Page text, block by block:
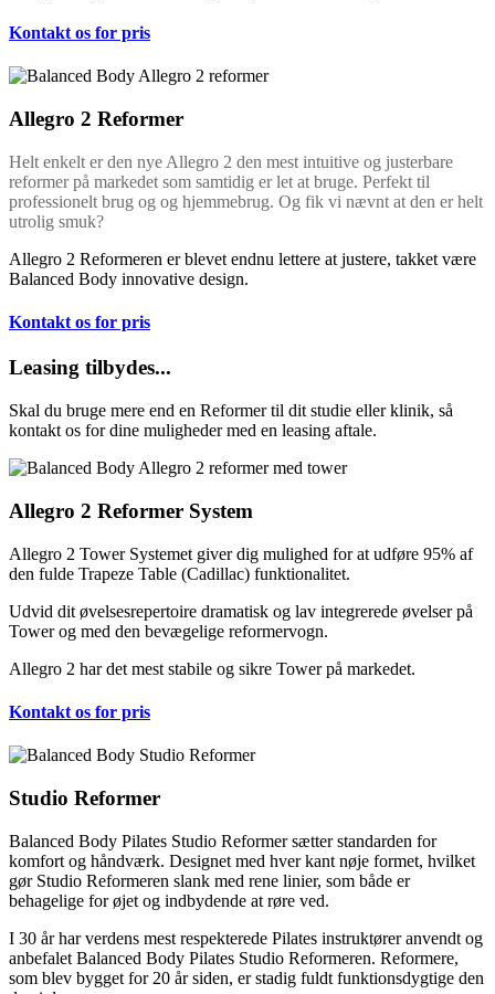
Kontakt os for pris
Allegro 2 Reformer
Helt enkelt er den nye Allegro 2 den mest intuitive og justerbare
reformer på markedet som samtidig er let at bruge. Perfekt til
professionelt brug og og hjemmebrug. Og fik vi nævnt at den er helt
utrolig smuk?
Allegro 2 Reformeren er blevet endnu lettere at justere, takket være
Balanced Body innovative design.
Kontakt os for pris
Leasing tilbydes...
Skal du bruge mere end en Reformer til dit studie eller klinik, så
kontakt os for dine muligheder med en leasing aftale.
Allegro 2 Reformer System
Allegro 2 Tower Systemet giver dig mulighed for at udføre 95% af
den fulde Trapeze Table (Cadillac) funktionalitet.
Udvid dit øvelsesrepertoire dramatisk og lav integrerede øvelser på
Tower og med den bevægelige reformervogn.
Allegro 2 har det mest stabile og sikre Tower på markedet.
Kontakt os for pris
Studio Reformer
Balanced Body Pilates Studio Reformer sætter standarden for
komfort og håndværk. Designet med hver kant nøje formet, hvilket
gør Studio Reformeren slank med rene linier, som både er
behagelige for øjet og indbydende at røre ved.
I 30 år har verdens mest respekterede Pilates instruktører anvendt og
anbefalet Balanced Body Pilates Studio Reformeren. Reformere,
som blev bygget for 20 år siden, er stadig fuldt funktionsdygtige den